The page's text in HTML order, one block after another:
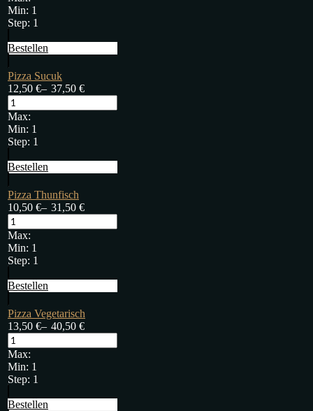
Min: 1
Step: 1
Bestellen
Pizza Sucuk
12,50 €– 37,50 €
Max:
Min: 1
Step: 1
Bestellen
Pizza Thunfisch
10,50 €– 31,50 €
Max:
Min: 1
Step: 1
Bestellen
Pizza Vegetarisch
13,50 €– 40,50 €
Max:
Min: 1
Step: 1
Bestellen